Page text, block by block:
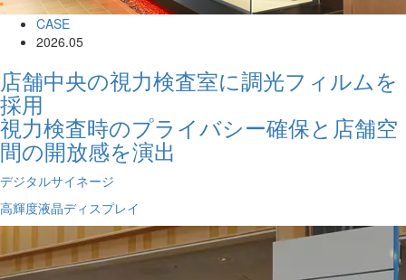
CASE
2026.05
店舗中央の視力検査室に調光フィルムを
採用
視力検査時のプライバシー確保と店舗空
間の開放感を演出
デジタルサイネージ
高輝度液晶ディスプレイ